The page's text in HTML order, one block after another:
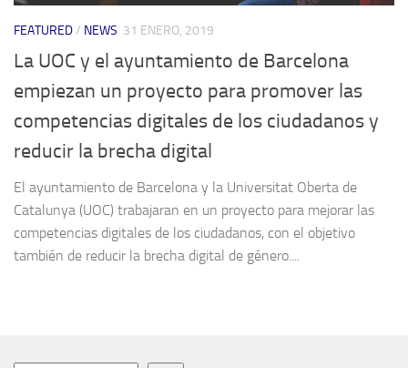
FEATURED/ NEWS 31 ENERO, 2019
La UOC y el ayuntamiento de Barcelona
empiezan un proyecto para promover las
competencias digitales de los ciudadanos y
reducir la brecha digital
El ayuntamiento de Barcelona y la Universitat Oberta de
Catalunya (UOC) trabajaran en un proyecto para mejorar las
competencias digitales de los ciudadanos, con el objetivo
también de reducir la brecha digital de género....